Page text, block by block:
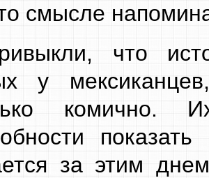
смысле
что
у
комично.
за этим